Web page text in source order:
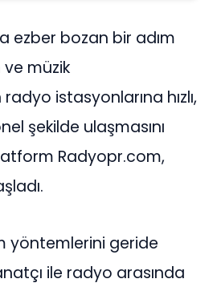
ezber bozan bir adım
ve müzik
istasyonlarına hızlı,
şekilde ulaşmasını
Radyopr.com,
yöntemlerini geride
ile radyo arasında